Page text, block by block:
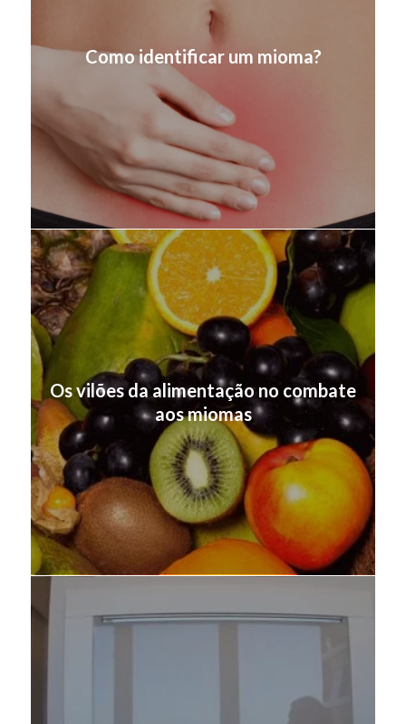
Como identificar um mioma?
Os vilões da alimentação no combate
aos miomas